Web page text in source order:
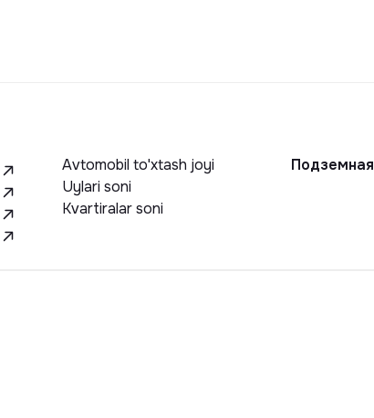
Avtomobil to'xtash joyi
Подземная
Uylari soni
Kvartiralar soni